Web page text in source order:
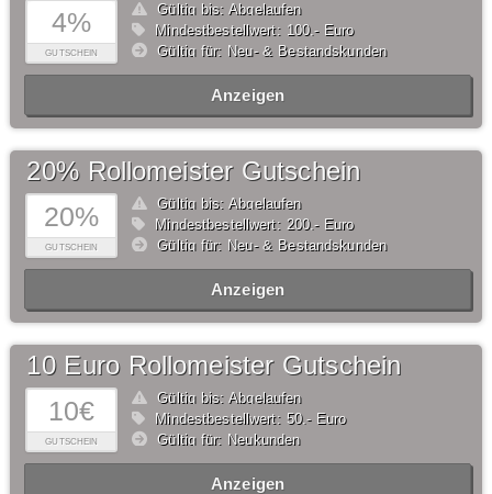
4%
GUTSCHEIN
Gültig bis: Abgelaufen
Mindestbestellwert: 100,- Euro
Gültig für: Neu- & Bestandskunden
Anzeigen
20%
GUTSCHEIN
20% Rollomeister Gutschein
Gültig bis: Abgelaufen
Mindestbestellwert: 200,- Euro
Gültig für: Neu- & Bestandskunden
Anzeigen
10€
GUTSCHEIN
10 Euro Rollomeister Gutschein
Gültig bis: Abgelaufen
Mindestbestellwert: 50,- Euro
Gültig für: Neukunden
Anzeigen